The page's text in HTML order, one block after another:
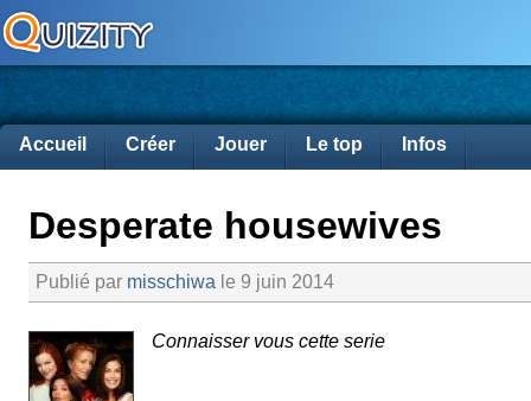
Accueil Créer Jouer Le top Infos
Desperate housewives
Publié par misschiwa le 9 juin 2014
Connaisser vous cette serie